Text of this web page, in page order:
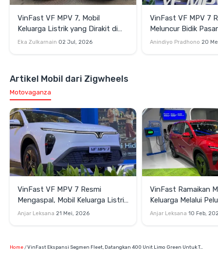
VinFast VF MPV 7, Mobil
Keluarga Listrik yang Dirakit di
Subang
Eka Zulkarnain 02 Jul, 2026
VinFast VF MPV 7
Meluncur Bidik
Mobil Keluarga
Anindiyo Pradhono 20
Artikel Mobil dari Zigwheels
Motovaganza
VinFast VF MPV 7 Resmi
Mengaspal, Mobil Keluarga Listrik
Kelahiran Subang
Anjar Leksana 21 Mei, 2026
VinFast Ramaikan
Keluarga Melalui
MPV 7 di IIMS 2026
Anjar Leksana 10 Feb,
Home VinFast Ekspansi Segmen Fleet, Datangkan 400 Unit Limo Green Untuk Transportasi Umum